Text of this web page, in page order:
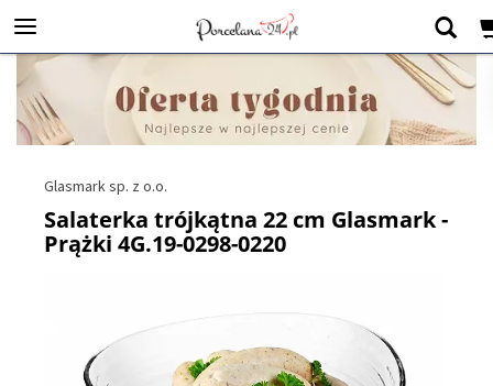
Glasmark sp. z o.o.
Salaterka trójkątna 22 cm Glasmark -
Prążki 4G.19-0298-0220